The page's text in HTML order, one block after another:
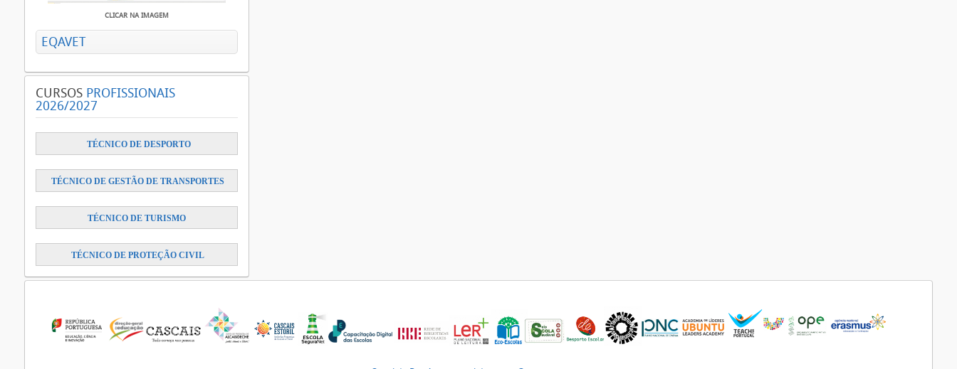
CLICAR NA IMAGEM
EQAVET
CURSOS PROFISSIONAIS
2026/2027
TÉCNICO DE DESPORTO
TÉCNICO DE GESTÃO DE TRANSPORTES
TÉCNICO DE TURISMO
TÉCNICO DE PROTEÇÃO CIVIL